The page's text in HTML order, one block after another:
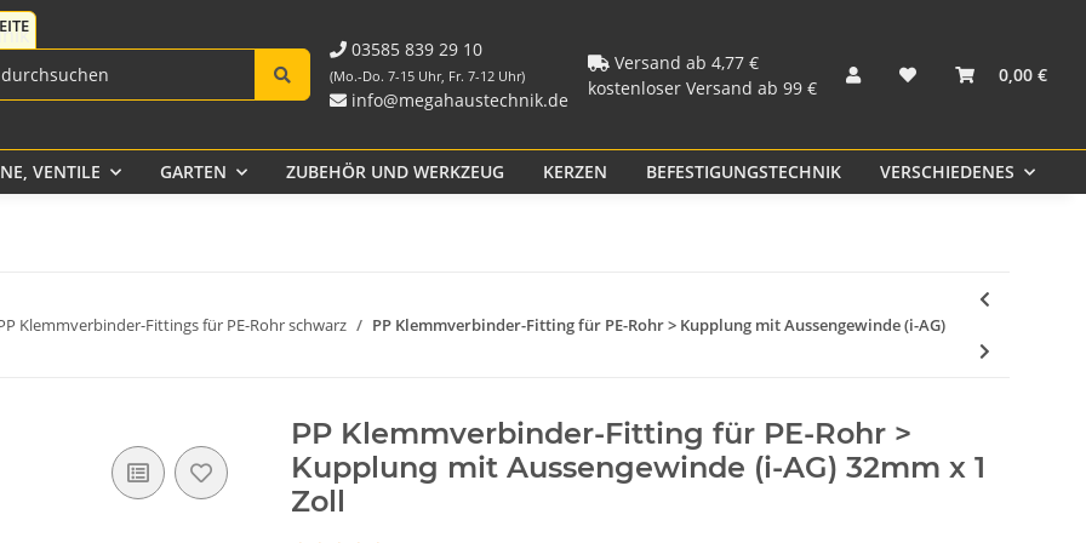
03585 839 29 10
(Mo.-Do. 7-15 Uhr, Fr. 7-12 Uhr)
info@megahaustechnik.de
Versand ab 4,77 €
kostenloser Versand ab 99 €
0,00 €
VENTILE GARTEN ZUBEHÖR UND WERKZEUG KERZEN BEFESTIGUNGSTECHNIK VERSCHIEDENES
Klemmverbinder-Fittings für PE-Rohr schwarz PP Klemmverbinder-Fitting für PE-Rohr > Kupplung mit Aussengewinde (i-AG)
PP Klemmverbinder-Fitting für PE-Rohr >
Kupplung mit Aussengewinde (i-AG) 32mm x 1
Zoll